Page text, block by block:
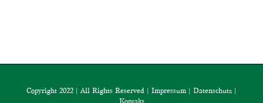
Copyright 2022 | All Rights Reserved | Impressum | Datenschutz |
Kontakt